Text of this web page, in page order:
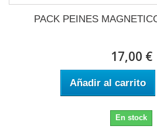
PACK PEINES
17,00 €
Añadir al carrito
En stock